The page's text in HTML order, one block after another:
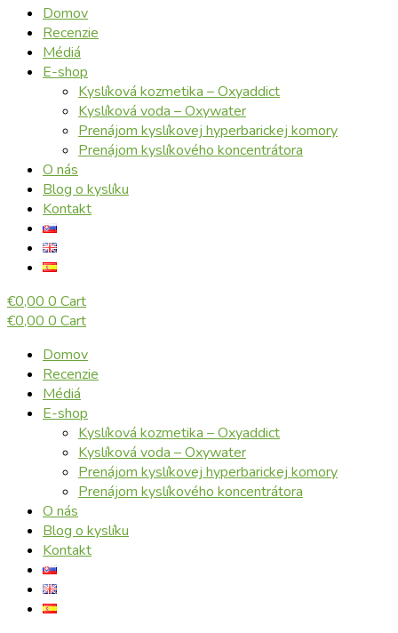
Domov
Recenzie
Médiá
E-shop
Kyslíková kozmetika – Oxyaddict
Kyslíková voda – Oxywater
Prenájom kyslíkovej hyperbarickej komory
Prenájom kyslíkového koncentrátora
O nás
Blog o kyslíku
Kontakt
€0,00 0 Cart
€0,00 0 Cart
Domov
Recenzie
Médiá
E-shop
Kyslíková kozmetika – Oxyaddict
Kyslíková voda – Oxywater
Prenájom kyslíkovej hyperbarickej komory
Prenájom kyslíkového koncentrátora
O nás
Blog o kyslíku
Kontakt